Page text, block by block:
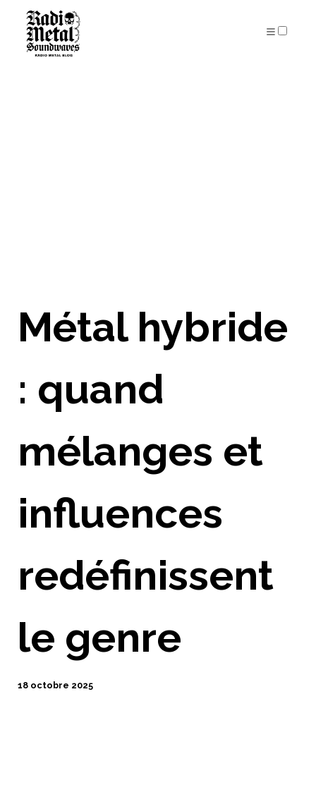
Métal hybride
: quand
mélanges et
influences
redéfinissent
le genre
18 octobre 2025